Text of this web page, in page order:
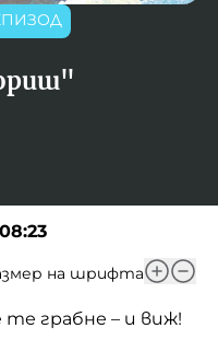
на шрифта
грабне – и виж!